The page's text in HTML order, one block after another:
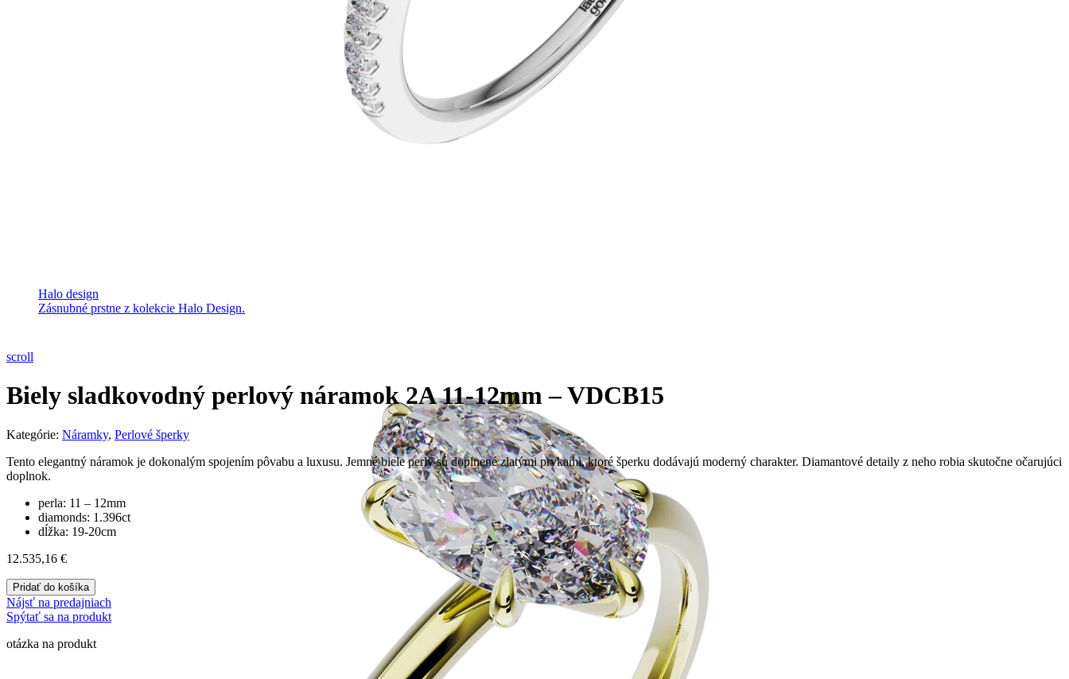
Halo design
Zásnubné prstne z kolekcie Halo Design.
scroll
Biely sladkovodný perlový náramok 2A 11-12mm – VDCB15
Kategórie: Náramky, Perlové šperky
Tento elegantný náramok je dokonalým spojením pôvabu a luxusu. Jemné biele perly sú doplnené zlatými prvkami, ktoré šperku dodávajú moderný charakter. Diamantové detaily z neho robia skutočne očarujúci
doplnok.
perla: 11 – 12mm
diamonds: 1.396ct
dĺžka: 19-20cm
12.535,16 €
Pridať do košíka
Nájsť na predajniach
Spýtať sa na produkt
otázka na produkt